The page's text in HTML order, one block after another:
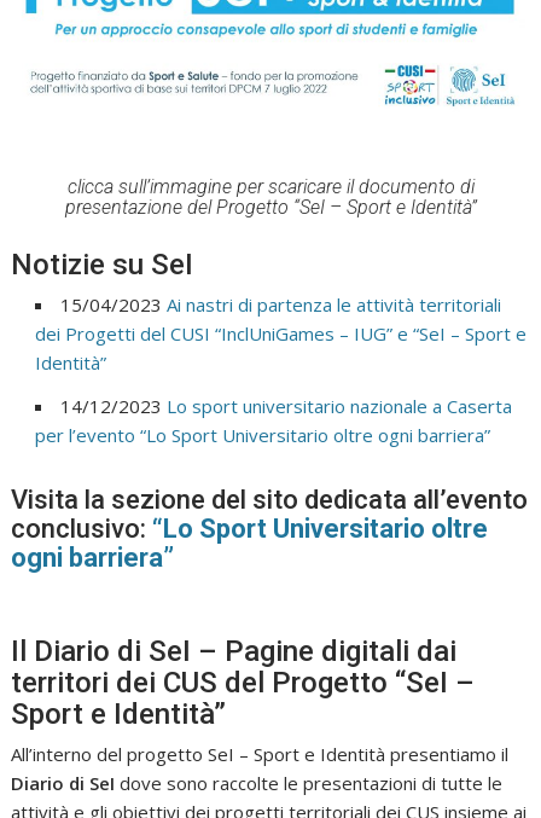
clicca sull’immagine per scaricare il documento di
presentazione del Progetto “SeI – Sport e Identità”
Notizie su SeI
15/04/2023Ai nastri di partenza le attività territoriali
dei Progetti del CUSI “InclUniGames – IUG” e “SeI – Sport e
Identità”
14/12/2023 Lo sport universitario nazionale a Caserta
per l’evento “Lo Sport Universitario oltre ogni barriera”
Visita la sezione del sito dedicata all’evento
conclusivo: “Lo Sport Universitario oltre
ogni barriera”
Il Diario di SeI – Pagine digitali dai
territori dei CUS del Progetto “SeI –
Sport e Identità”
All’interno del progetto SeI – Sport e Identità presentiamo il
Diario di SeI dove sono raccolte le presentazioni di tutte le
attività e gli obiettivi dei progetti territoriali dei CUS insieme ai